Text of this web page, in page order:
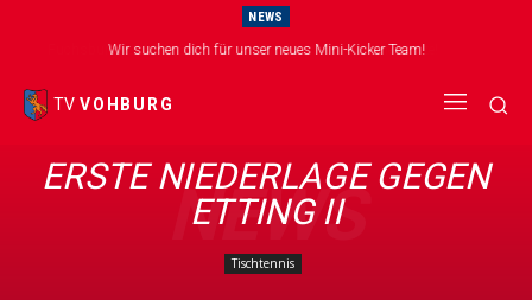
NEWS
Wir suchen dich für unser neues Mini-Kicker Team!
TV VOHBURG
NEWS
ERSTE NIEDERLAGE GEGEN
ETTING II
Tischtennis